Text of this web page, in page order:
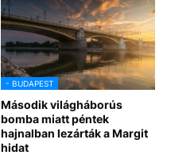
- BUDAPEST
Második világháborús
bomba miatt péntek
hajnalban lezárták a Margit
hidat